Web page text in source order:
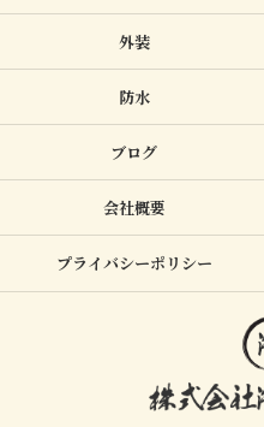
外装
防水
ブログ
会社概要
プライバシーポリシー